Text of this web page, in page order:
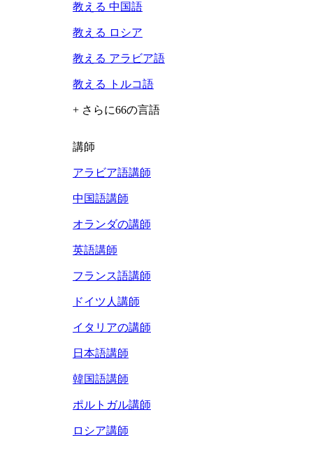
教える 中国語
教える ロシア
教える アラビア語
教える トルコ語
+ さらに66の言語
講師
アラビア語講師
中国語講師
オランダの講師
英語講師
フランス語講師
ドイツ人講師
イタリアの講師
日本語講師
韓国語講師
ポルトガル講師
ロシア講師